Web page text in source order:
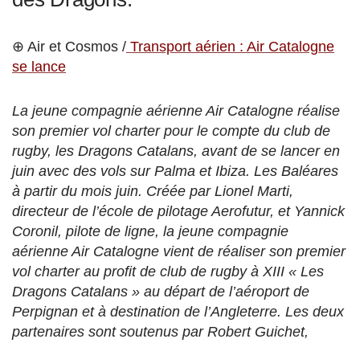
⊕ Air et Cosmos / Transport aérien : Air Catalogne
se lance
La jeune compagnie aérienne Air Catalogne réalise
son premier vol charter pour le compte du club de
rugby, les Dragons Catalans, avant de se lancer en
juin avec des vols sur Palma et Ibiza. Les Baléares
à partir du mois juin. Créée par Lionel Marti,
directeur de l’école de pilotage Aerofutur, et Yannick
Coronil, pilote de ligne, la jeune compagnie
aérienne Air Catalogne vient de réaliser son premier
vol charter au profit de club de rugby à XIII « Les
Dragons Catalans » au départ de l’aéroport de
Perpignan et à destination de l’Angleterre. Les deux
partenaires sont soutenus par Robert Guichet,